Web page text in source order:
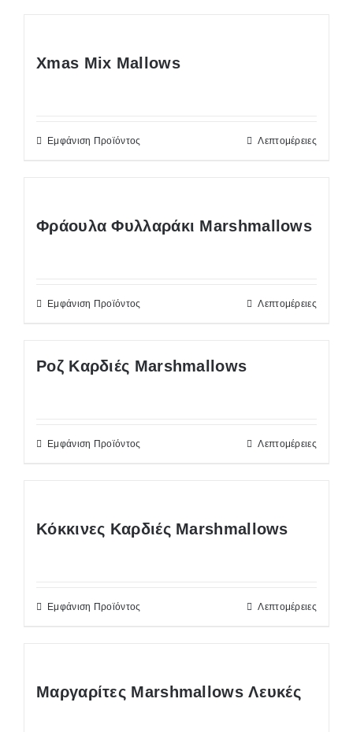
Xmas Mix Mallows
Εμφάνιση Προϊόντος Λεπτομέρειες
Φράουλα Φυλλαράκι Marshmallows
Εμφάνιση Προϊόντος Λεπτομέρειες
Ροζ Kαρδιές Marshmallows
Εμφάνιση Προϊόντος Λεπτομέρειες
Κόκκινες Καρδιές Marshmallows
Εμφάνιση Προϊόντος Λεπτομέρειες
Μαργαρίτες Marshmallows Λευκές